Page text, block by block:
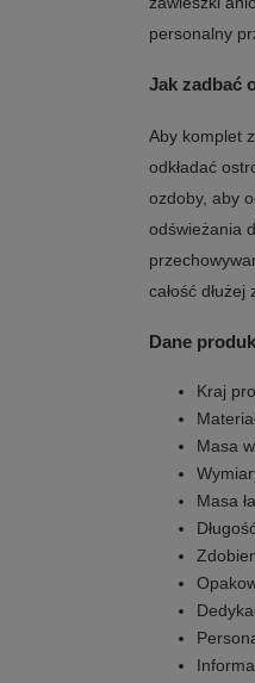
personalny
Jak zadbać
Aby komplet
odkładać
ozdoby, aby
odświeżania
całość
Dane
Kraj
Masa
Masa